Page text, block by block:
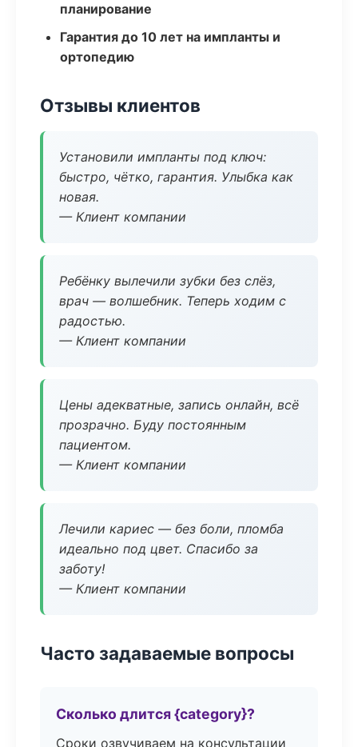
планирование
Гарантия до 10 лет на импланты и
ортопедию
Отзывы клиентов
Установили импланты под ключ:
быстро, чётко, гарантия. Улыбка как
новая.
— Клиент компании
Ребёнку вылечили зубки без слёз,
врач — волшебник. Теперь ходим с
радостью.
— Клиент компании
Цены адекватные, запись онлайн, всё
прозрачно. Буду постоянным
пациентом.
— Клиент компании
Лечили кариес — без боли, пломба
идеально под цвет. Спасибо за
заботу!
— Клиент компании
Часто задаваемые вопросы
Сколько длится {category}?
Сроки озвучиваем на консультации